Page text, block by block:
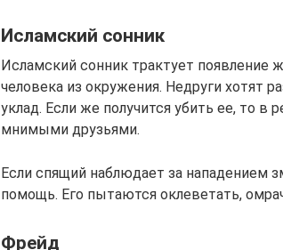
Исламский сонник
Исламский сонник трактует появление
человека из окружения. Недруги хотят
уклад. Если же получится убить ее, то в
мнимыми друзьями.
Если спящий наблюдает за нападением
помощь. Его пытаются оклеветать,
Фрейд